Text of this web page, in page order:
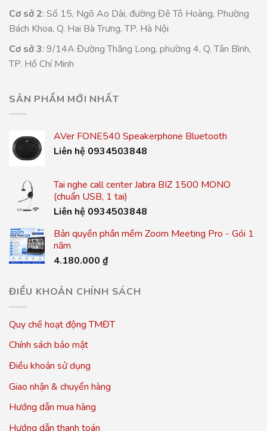
Cơ sở 2: Số 15, Ngõ Ao Dài, đường Đê Tô Hoàng, Phường
Bách Khoa, Q. Hai Bà Trưng, TP. Hà Nội
Cơ sở 3: 9/14A Đường Thăng Long, phường 4, Q. Tân Bình,
TP. Hồ Chí Minh
SẢN PHẨM MỚI NHẤT
AVer FONE540 Speakerphone Bluetooth
Liên hệ 0934503848
Tai nghe call center Jabra BIZ 1500 MONO
(chuẩn USB, 1 tai)
Liên hệ 0934503848
Bản quyền phần mềm Zoom Meeting Pro - Gói 1
năm
4.180.000 ₫
ĐIỀU KHOẢN CHÍNH SÁCH
Quy chế hoạt động TMĐT
Chính sách bảo mật
Điều khoản sử dụng
Giao nhận & chuyển hàng
Hướng dẫn mua hàng
Hướng dẫn thanh toán